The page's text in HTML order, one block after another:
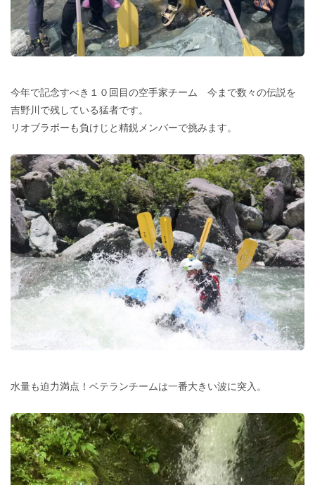
今年で記念すべき１０回目の空手家チーム 今まで数々の伝説を
吉野川で残している猛者です。
リオブラボーも負けじと精鋭メンバーで挑みます。
水量も迫力満点！ベテランチームは一番大きい波に突入。